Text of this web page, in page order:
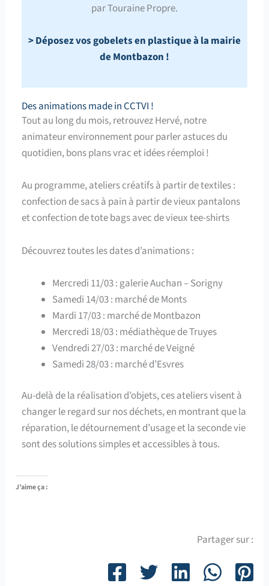
par Touraine Propre.
> Déposez vos gobelets en plastique à la mairie
de Montbazon !
Des animations made in CCTVI !
Tout au long du mois, retrouvez Hervé, notre
animateur environnement pour parler astuces du
quotidien, bons plans vrac et idées réemploi !
Au programme, ateliers créatifs à partir de textiles :
confection de sacs à pain à partir de vieux pantalons
et confection de tote bags avec de vieux tee-shirts
Découvrez toutes les dates d’animations :
Mercredi 11/03 : galerie Auchan – Sorigny
Samedi 14/03 : marché de Monts
Mardi 17/03 : marché de Montbazon
Mercredi 18/03 : médiathèque de Truyes
Vendredi 27/03 : marché de Veigné
Samedi 28/03 : marché d’Esvres
Au-delà de la réalisation d’objets, ces ateliers visent à
changer le regard sur nos déchets, en montrant que la
réparation, le détournement d’usage et la seconde vie
sont des solutions simples et accessibles à tous.
J’aime ça :
Partager sur :